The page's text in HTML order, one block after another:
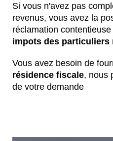
Si vous n'avez pas
revenus, vous avez la
réclamation contentieuse
impots des particuliers
Vous avez besoin de
résidence fiscale, nous
de votre demande